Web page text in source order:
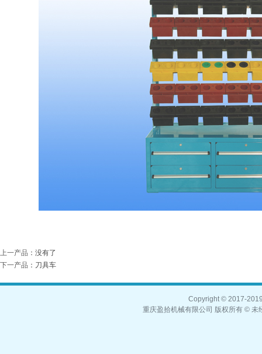
上一产品 ：没有了
下一产品 ： 刀具车
Copyright © 2017-
重庆盈拾机械有限公司 版权所有 ©